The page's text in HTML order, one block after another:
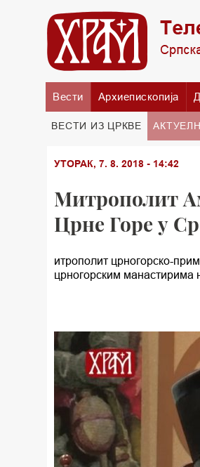
Вести Архиепископија
ВЕСТИ ИЗ ЦРКВЕ
УТОРАК, 7. 8. 2018 - 14:42
Митрополит
Црне Горе у
итрополит црногорско-
црногорским манастирима